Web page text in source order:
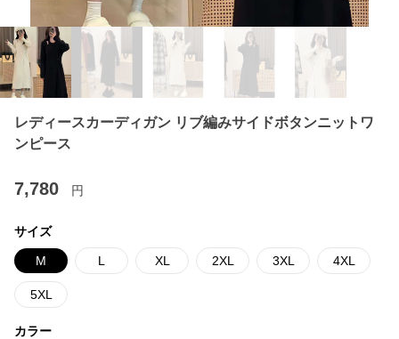
レディースカーディガン リブ編みサイドボタンニットワ
ンピース
7,780 円
サイズ
M L XL 2XL 3XL 4XL
5XL
カラー